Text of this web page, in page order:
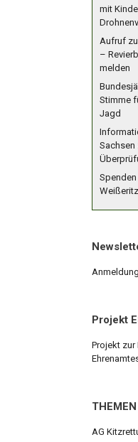
mit
Aufruf
–
melden
Stimme
Jagd
Projekt
Projekt
THEMEN
AG